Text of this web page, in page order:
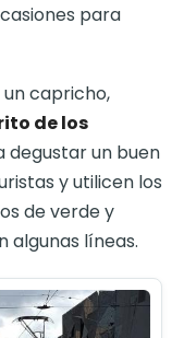
para
capricho,
de los
degustar un buen
y utilicen los
de verde y
algunas líneas.